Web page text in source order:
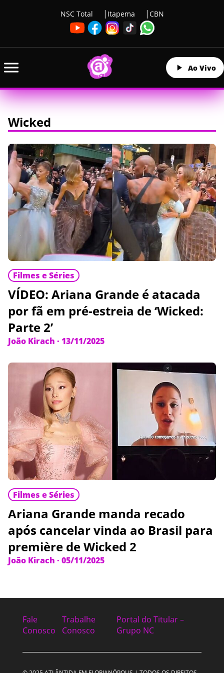
NSC Total Itapema CBN
Ao Vivo
Wicked
Filmes e Séries
VÍDEO: Ariana Grande é atacada
por fã em pré-estreia de ‘Wicked:
Parte 2’
João Kirach · 13/11/2025
Filmes e Séries
Ariana Grande manda recado
após cancelar vinda ao Brasil para
première de Wicked 2
João Kirach · 05/11/2025
Fale
Conosco
Trabalhe
Conosco
Portal do Titular –
Grupo NC